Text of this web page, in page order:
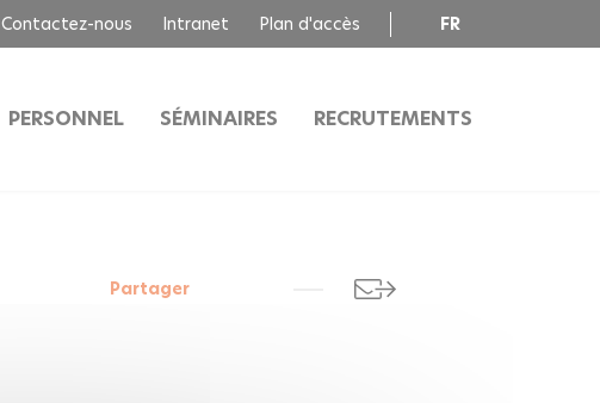
Contactez-nous Intranet Plan d'accès FR
PERSONNEL SÉMINAIRES RECRUTEMENTS
Partager